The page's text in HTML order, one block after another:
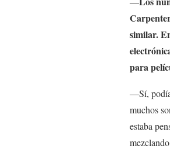
similar.
para
—Sí, podía
muchos
estaba